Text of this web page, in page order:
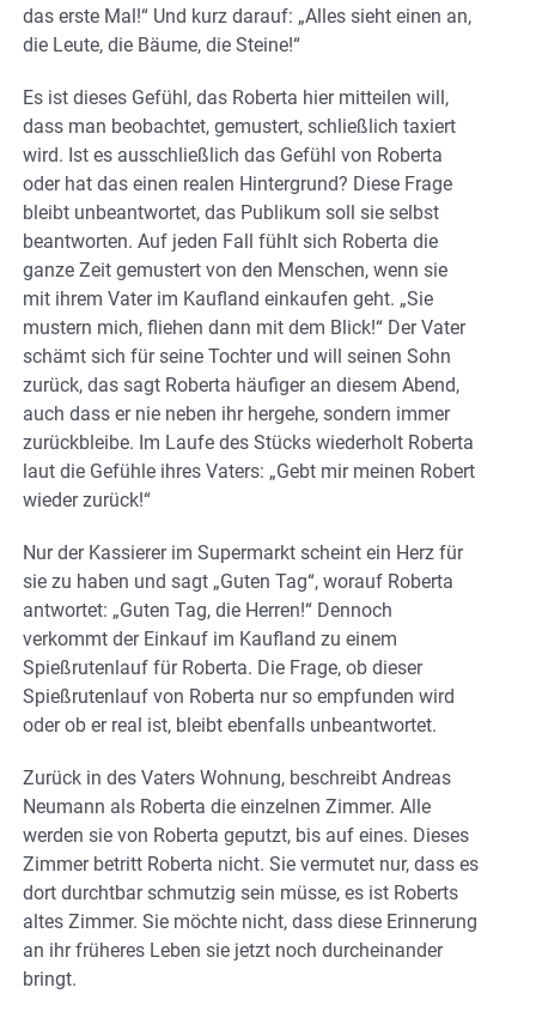
das erste Mal!“ Und kurz darauf: „Alles sieht einen an,
die Leute, die Bäume, die Steine!“
Es ist dieses Gefühl, das Roberta hier mitteilen will,
dass man beobachtet, gemustert, schließlich taxiert
wird. Ist es ausschließlich das Gefühl von Roberta
oder hat das einen realen Hintergrund? Diese Frage
bleibt unbeantwortet, das Publikum soll sie selbst
beantworten. Auf jeden Fall fühlt sich Roberta die
ganze Zeit gemustert von den Menschen, wenn sie
mit ihrem Vater im Kaufland einkaufen geht. „Sie
mustern mich, fliehen dann mit dem Blick!“ Der Vater
schämt sich für seine Tochter und will seinen Sohn
zurück, das sagt Roberta häufiger an diesem Abend,
auch dass er nie neben ihr hergehe, sondern immer
zurückbleibe. Im Laufe des Stücks wiederholt Roberta
laut die Gefühle ihres Vaters: „Gebt mir meinen Robert
wieder zurück!“
Nur der Kassierer im Supermarkt scheint ein Herz für
sie zu haben und sagt „Guten Tag“, worauf Roberta
antwortet: „Guten Tag, die Herren!“ Dennoch
verkommt der Einkauf im Kaufland zu einem
Spießrutenlauf für Roberta. Die Frage, ob dieser
Spießrutenlauf von Roberta nur so empfunden wird
oder ob er real ist, bleibt ebenfalls unbeantwortet.
Zurück in des Vaters Wohnung, beschreibt Andreas
Neumann als Roberta die einzelnen Zimmer. Alle
werden sie von Roberta geputzt, bis auf eines. Dieses
Zimmer betritt Roberta nicht. Sie vermutet nur, dass es
dort durchtbar schmutzig sein müsse, es ist Roberts
altes Zimmer. Sie möchte nicht, dass diese Erinnerung
an ihr früheres Leben sie jetzt noch durcheinander
bringt.